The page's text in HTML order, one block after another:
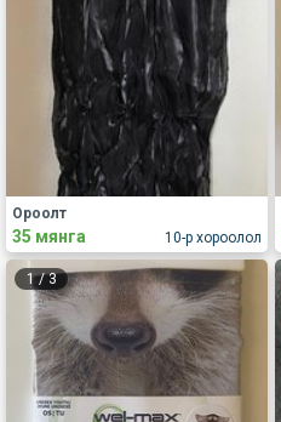
10-р хороолол
Ороолт
35 мянга
1/3